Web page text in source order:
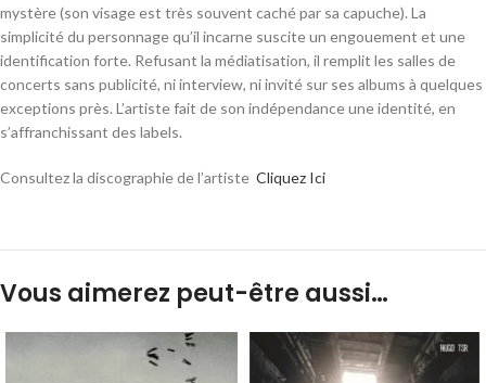
mystère (son visage est très souvent caché par sa capuche). La
simplicité du personnage qu’il incarne suscite un engouement et une
identification forte. Refusant la médiatisation, il remplit les salles de
concerts sans publicité, ni interview, ni invité sur ses albums à quelques
exceptions près. L’artiste fait de son indépendance une identité, en
s’affranchissant des labels.
Consultez la discographie de l’artiste Cliquez Ici
Vous aimerez peut-être aussi…